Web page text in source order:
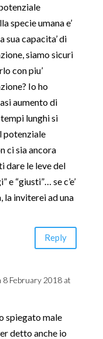
specie umana e’
capacita’ di
siamo sicuri
con piu’
Io ho
aumento di
lunghi si
potenziale
ci sia ancora
dare le leve del
e “giusti”… se c’e’
la inviterei ad una
Reply
8 February 2018 at
spiegato male
detto anche io